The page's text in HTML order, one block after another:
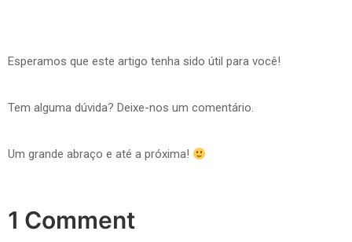
Esperamos que este artigo tenha sido útil para você!
Tem alguma dúvida? Deixe-nos um comentário.
Um grande abraço e até a próxima!
1 Comment